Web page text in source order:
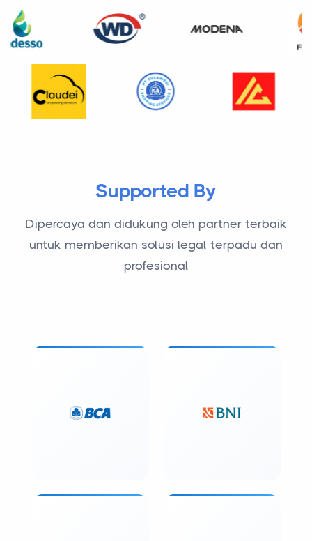
Dipercaya dan didukung oleh partner terbaik
untuk memberikan solusi legal terpadu dan
profesional